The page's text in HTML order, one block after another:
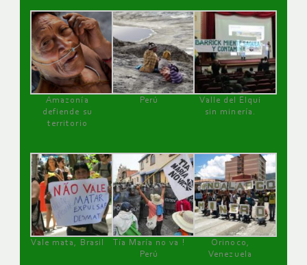
Amazonía
defiende su
territorio
Perú
Valle del Elqui
sin minería.
Vale mata, Brasil
Tía María no va !
Perú
Orinoco,
Venezuela